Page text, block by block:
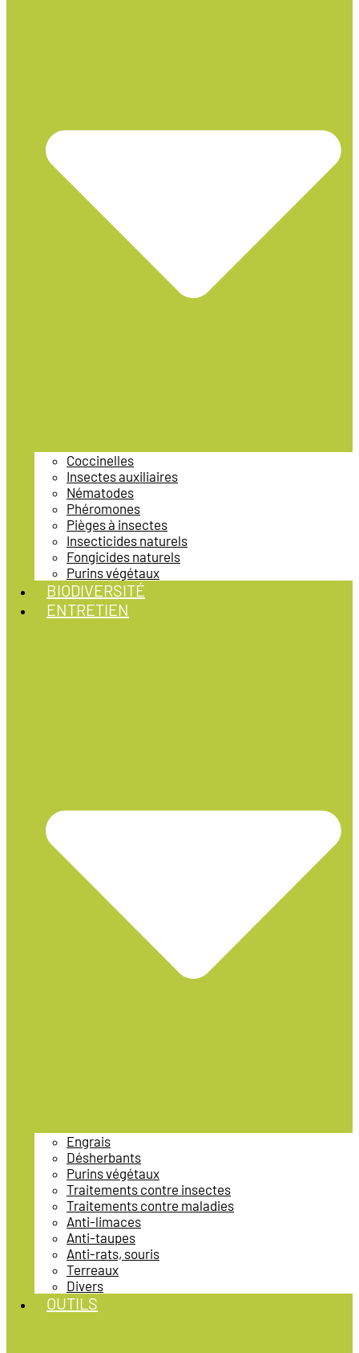
Coccinelles
Insectes auxiliaires
Nématodes
Phéromones
Pièges à insectes
Insecticides naturels
Fongicides naturels
Purins végétaux
BIODIVERSITÉ
ENTRETIEN
Engrais
Désherbants
Purins végétaux
Traitements contre insectes
Traitements contre maladies
Anti-limaces
Anti-taupes
Anti-rats, souris
Terreaux
Divers
OUTILS